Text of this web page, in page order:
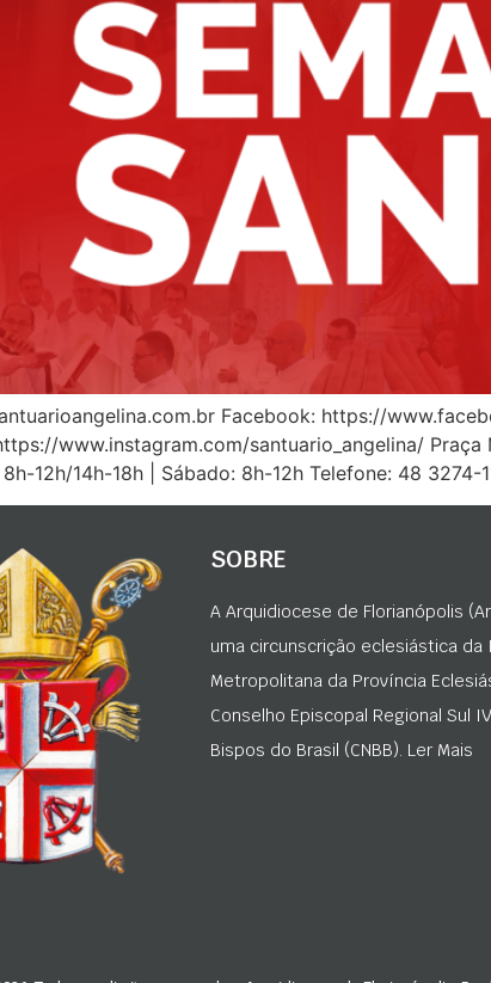
Facebook: https://
www.instagram.com/santuario_angelina/
12h/14h-18h | Sábado: 8h-12h Telefone: 48 3274-
SOBRE
A Arquidiocese de Florianópolis
uma circunscrição eclesiástica da
Metropolitana da Província
Conselho Episcopal Regional Sul
Bispos do Brasil (CNBB). Ler Mais